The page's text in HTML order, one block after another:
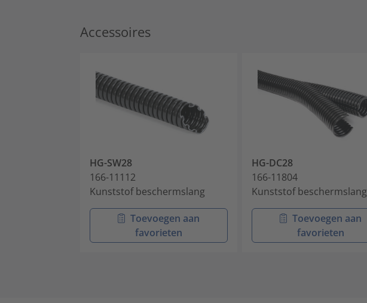
Accessoires
HG-SW28
166-11112
Kunststof beschermslang
Toevoegen aan
favorieten
HG-DC28
166-11804
Kunststof beschermslang
Toevoegen aan
favorieten